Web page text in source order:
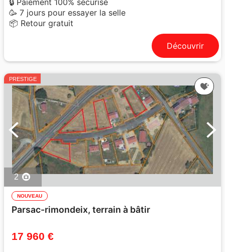
🥳 7 jours pour essayer la selle
📦 Retour gratuit
Découvrir
PRESTIGE
2
NOUVEAU
Parsac-rimondeix, terrain à bâtir
17 960 €